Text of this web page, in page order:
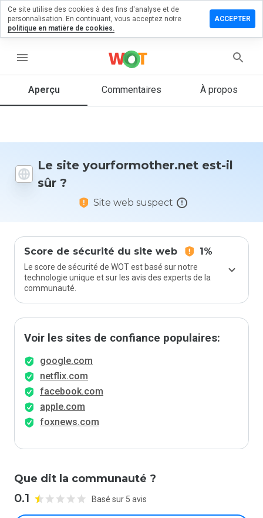
menu
Aperçu Commentaires À propos
Le site yourformother.net est-il
sûr ?
Site web suspect
Score de sécurité du site web 1%
Le score de sécurité de WOT est basé sur notre
technologie unique et sur les avis des experts de la
communauté.
Voir les sites de confiance populaires:
google.com
netflix.com
facebook.com
apple.com
foxnews.com
Que dit la communauté ?
0.1 Basé sur 5 avis
un
sur
Quelle
donneriez-
Ce site utilise des cookies à des fins d'analyse et de
personnalisation. En continuant, vous acceptez notre
politique en matière de cookies.
ACCEPTER